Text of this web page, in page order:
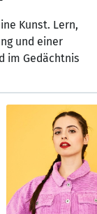
Kunst. Lern,
und einer
im Gedächtnis